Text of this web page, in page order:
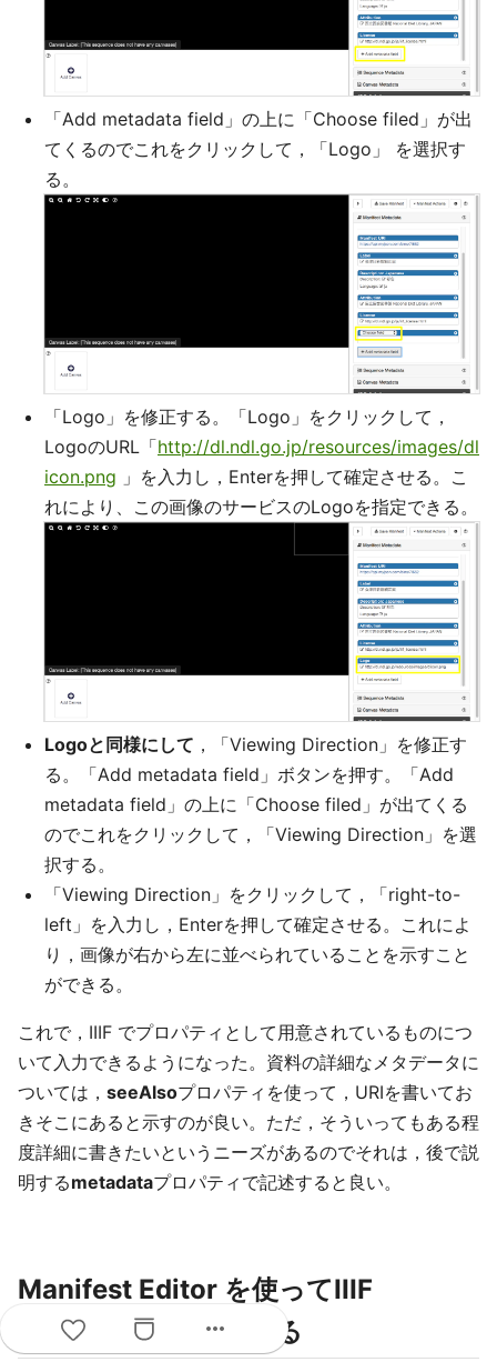
「Add metadata field」の上に「Choose filed」が出
てくるのでこれをクリックして，「Logo」 を選択す
る。
「Logo」を修正する。「Logo」をクリックして，
LogoのURL「http://dl.ndl.go.jp/resources/images/dl
icon.png 」を入力し，Enterを押して確定させる。こ
れにより、この画像のサービスのLogoを指定できる。
Logoと同様にして ，「Viewing Direction」を修正す
る。「Add metadata field」ボタンを押す。「Add
metadata field」の上に「Choose filed」が出てくる
のでこれをクリックして，「Viewing Direction」を選
択する。
「Viewing Direction」をクリックして，「right-to-
left」を入力し，Enterを押して確定させる。これによ
り，画像が右から左に並べられていることを示すこと
ができる。
これで，IIIF でプロパティとして用意されているものにつ
いて入力できるようになった。資料の詳細なメタデータに
ついては， seeAlsoプロパティを使って，URIを書いてお
きそこにあると示すのが良い。ただ，そういってもある程
度詳細に書きたいというニーズがあるのでそれは，後で説
明するmetadataプロパティで記述すると良い。
Manifest Editor を使ってIIIF
Manifest を上書きする
more_horiz